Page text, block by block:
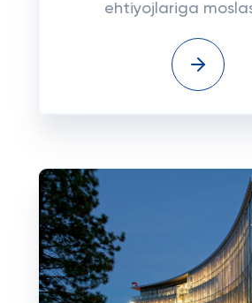
ehtiyojlariga